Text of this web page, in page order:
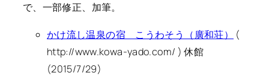
で、一部修正、加筆。
かけ流し温泉の宿 こうわそう（廣和荘）
(
http://www.kowa-yado.com/ ) 休館
(2015/7/29)